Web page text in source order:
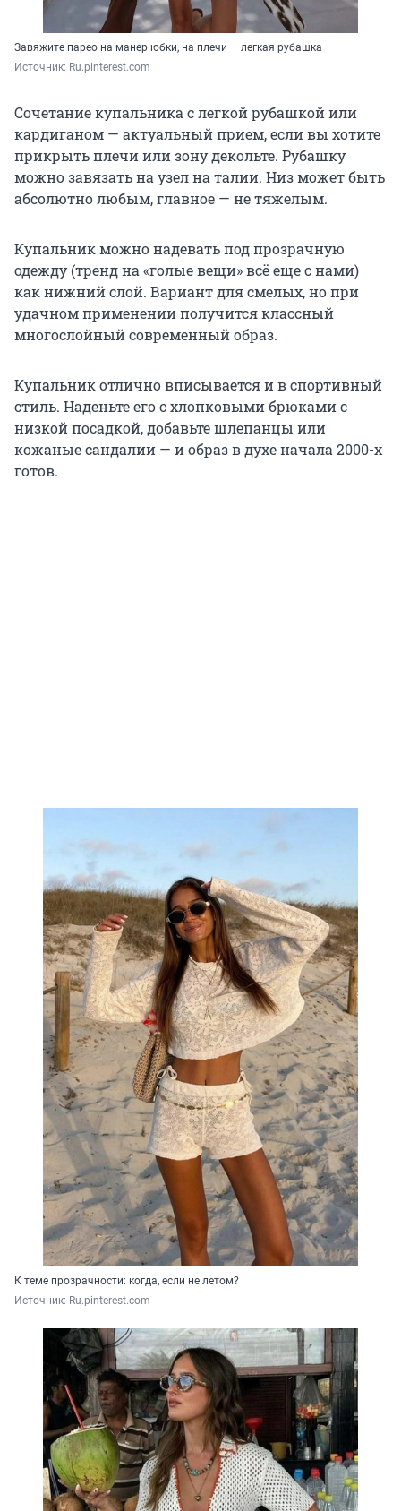
Завяжите парео на манер юбки, на плечи — легкая рубашка
Источник: Ru.pinterest.com
Сочетание купальника с легкой рубашкой или
кардиганом — актуальный прием, если вы хотите
прикрыть плечи или зону декольте. Рубашку
можно завязать на узел на талии. Низ может быть
абсолютно любым, главное — не тяжелым.
Купальник можно надевать под прозрачную
одежду (тренд на «голые вещи» всё еще с нами)
как нижний слой. Вариант для смелых, но при
удачном применении получится классный
многослойный современный образ.
Купальник отлично вписывается и в спортивный
стиль. Наденьте его с хлопковыми брюками с
низкой посадкой, добавьте шлепанцы или
кожаные сандалии — и образ в духе начала 2000-х
готов.
К теме прозрачности: когда, если не летом?
Источник: Ru.pinterest.com